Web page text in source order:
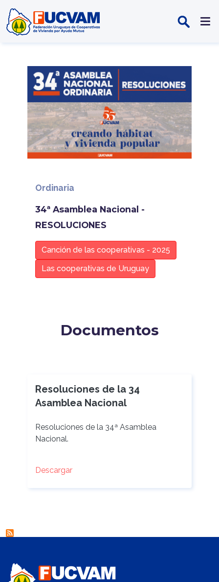
Ordinaria
34ª Asamblea Nacional -
RESOLUCIONES
Canción de las cooperativas - 2025
Las cooperativas de Uruguay
Documentos
Resoluciones de la 34
Asamblea Nacional
Resoluciones de la 34ª Asamblea
Nacional.
Descargar